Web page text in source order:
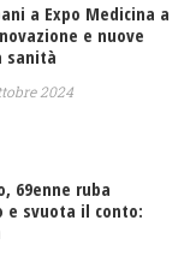
a Expo Medicina a
e nuove
sanità
2024
69enne ruba
svuota il conto: